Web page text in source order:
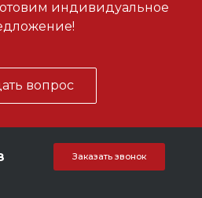
индивидуальное
вопрос
Заказать звонок